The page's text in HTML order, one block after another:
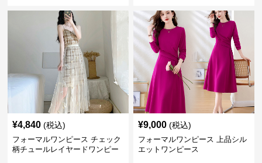
¥4,840 (税込)
フォーマルワンピース チェック
柄チュールレイヤードワンピー
¥9,000 (税込)
フォーマルワンピース 上品シル
エットワンピース